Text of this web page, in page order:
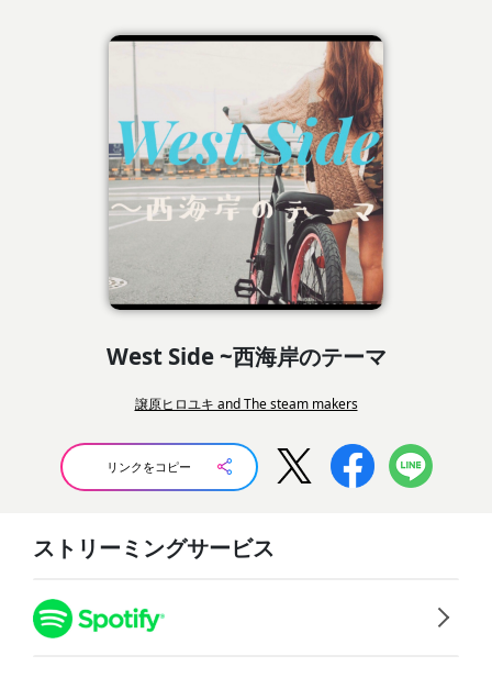
West Side ~西海岸のテーマ
譲原ヒロユキ and The steam makers
リンクをコピー
ストリーミングサービス